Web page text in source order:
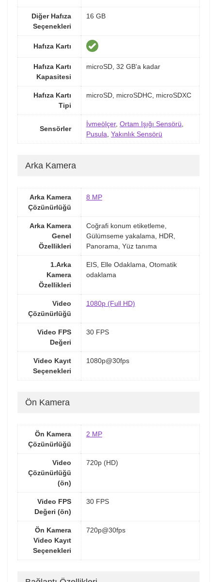
Diğer Hafıza
Seçenekleri
16 GB
Hafıza Kartı
Hafıza Kartı
Kapasitesi
microSD, 32 GB'a kadar
Hafıza Kartı
Tipi
microSD, microSDHC, microSDXC
Sensörler
İvmeölçer, Ortam Işığı Sensörü
Pusula Yakınlık Sensörü
Arka Kamera
Arka Kamera
Çözünürlüğü
8 MP
Arka Kamera
Genel
Özellikleri
Coğrafi konum etiketleme,
Gülümseme yakalama, HDR,
Panorama, Yüz tanıma
1.Arka
Kamera
Özellikleri
EIS, Elle Odaklama, Otomatik
odaklama
Video
Çözünürlüğü
1080p (Full HD)
Video FPS
Değeri
30 FPS
Video Kayıt
Seçenekleri
1080p@30fps
Ön Kamera
Ön Kamera
Çözünürlüğü
2 MP
Video
Çözünürlüğü
(ön)
720p (HD)
Video FPS
Değeri (ön)
30 FPS
Ön Kamera
Video Kayıt
Seçenekleri
720p@30fps